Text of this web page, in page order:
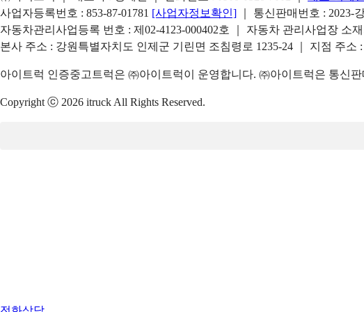
사업자등록번호 : 853-87-01781 [사업자정보확인]
｜ 통신판매번호 : 2023-
자동차관리사업등록 번호 : 제02-4123-000402호 ｜ 자동차 관리사업장 소
본사 주소 : 강원특별자치도 인제군 기린면 조침령로 1235-24 ｜ 지점 주
아이트럭 인증중고트럭은 ㈜아이트럭이 운영합니다. ㈜아이트럭은 통신
Copyright ⓒ 2026 itruck All Rights Reserved.